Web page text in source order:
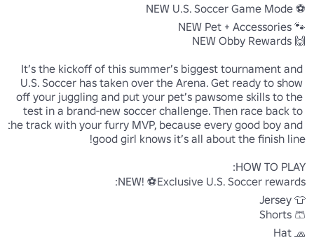
It’s the kickoff of this summer’s biggest tournament and
U.S. Soccer has taken over the Arena. Get ready to show
off your juggling and put your pet’s pawsome skills to the
test in a brand-new soccer challenge. Then race back to
the track with your furry MVP, because every good boy and